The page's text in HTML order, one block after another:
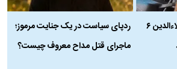
حادثه هولناک در پاساژ علاءالدین ۶
ردپای سیاست در یک جنایت مرموز؛
ماجرای قتل مداح معروف چیست؟